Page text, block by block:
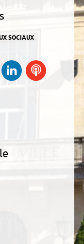
SOCIAUX
Twitter
sur YouTube
Suivez-nous sur
Instagram
Retrouvez-
nous sur
Ecoutez